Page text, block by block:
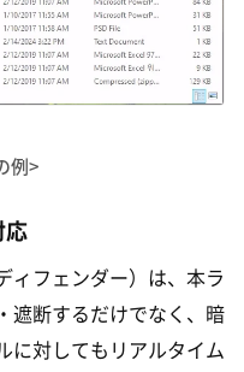
例>
応
ィフェンダー）は、本ラ
遮断するだけでなく、暗
に対してもリアルタイム